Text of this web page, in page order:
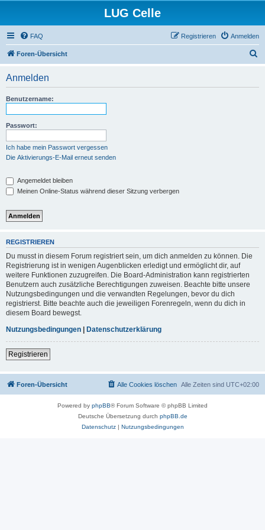
LUG Celle
FAQ Anmelden
Registrieren
Foren-Übersicht
Anmelden
Benutzername:
Passwort:
Ich habe mein Passwort vergessen
Die Aktivierungs-E-Mail erneut senden
Angemeldet bleiben
Meinen Online-Status während dieser Sitzung verbergen
REGISTRIEREN
Du musst in diesem Forum registriert sein, um dich anmelden zu können. Die
Registrierung ist in wenigen Augenblicken erledigt und ermöglicht dir, auf
weitere Funktionen zuzugreifen. Die Board-Administration kann registrierten
Benutzern auch zusätzliche Berechtigungen zuweisen. Beachte bitte unsere
Nutzungsbedingungen und die verwandten Regelungen, bevor du dich
registrierst. Bitte beachte auch die jeweiligen Forenregeln, wenn du dich in
diesem Board bewegst.
Nutzungsbedingungen | Datenschutzerklärung
Registrieren
Foren-Übersicht Alle Zeiten sind UTC+02:00
Alle Cookies löschen
Powered by phpBB® Forum Software © phpBB Limited
Deutsche Übersetzung durch phpBB.de
Datenschutz| Nutzungsbedingungen